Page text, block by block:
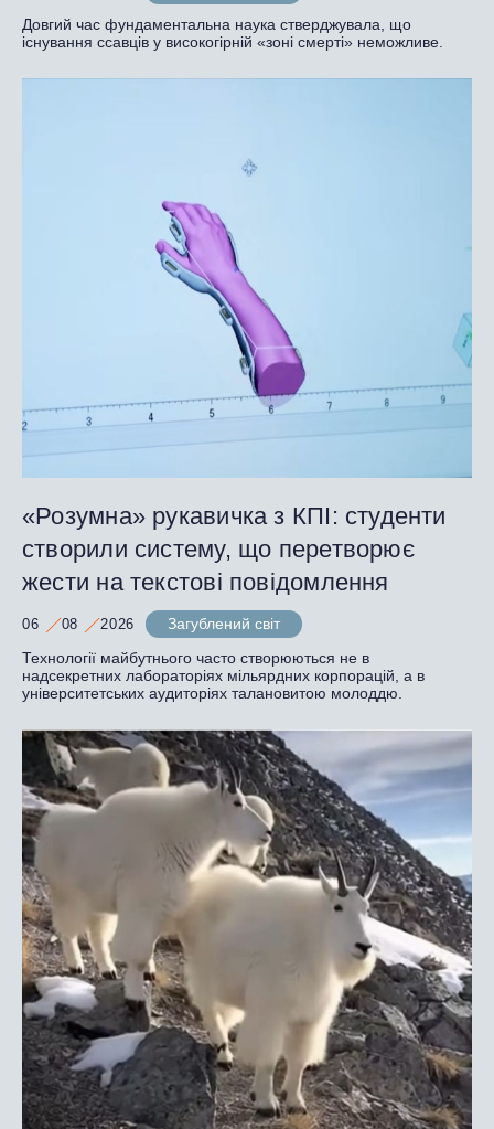
Довгий час фундаментальна наука стверджувала, що
існування ссавців у високогірній «зоні смерті» неможливе.
«Розумна» рукавичка з КПІ: студенти
створили систему, що перетворює
жести на текстові повідомлення
06 08 2026
Загублений світ
Технології майбутнього часто створюються не в
надсекретних лабораторіях мільярдних корпорацій, а в
університетських аудиторіях талановитою молоддю.